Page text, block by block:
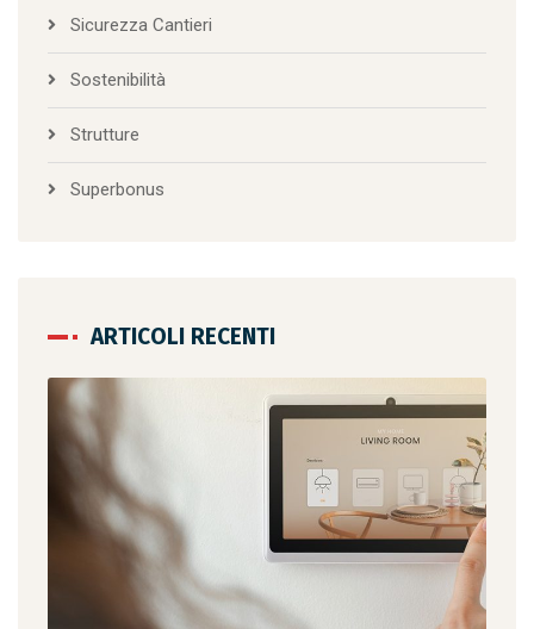
Sicurezza Cantieri
Sostenibilità
Strutture
Superbonus
ARTICOLI RECENTI